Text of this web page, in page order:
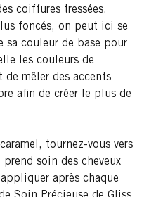
coiffures tressées.
foncés, on peut ici se
sa couleur de base pour
les couleurs de
de mêler des accents
afin de créer le plus de
tournez-vous vers
soin des cheveux
après chaque